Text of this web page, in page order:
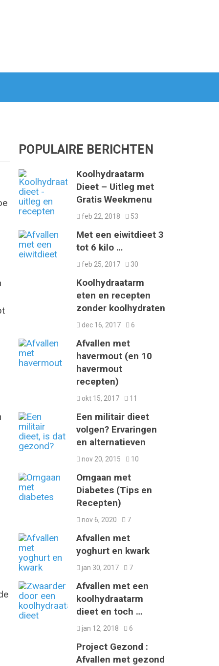
POPULAIRE BERICHTEN
Koolhydraatarm
Dieet – Uitleg met
Gratis Weekmenu
feb 22, 2018 53
Met een eiwitdieet 3
tot 6 kilo …
feb 25, 2017 30
Koolhydraatarm
eten en recepten
zonder koolhydraten
dec 16, 2017 6
Afvallen met
havermout (en 10
havermout
recepten)
okt 15, 2017 11
Een militair dieet
volgen? Ervaringen
en alternatieven
nov 20, 2015 10
Omgaan met
Diabetes (Tips en
Recepten)
nov 6, 2020 7
Afvallen met
yoghurt en kwark
jan 30, 2017 7
Afvallen met een
koolhydraatarm
dieet en toch …
jan 12, 2018 6
Project Gezond :
Afvallen met gezond